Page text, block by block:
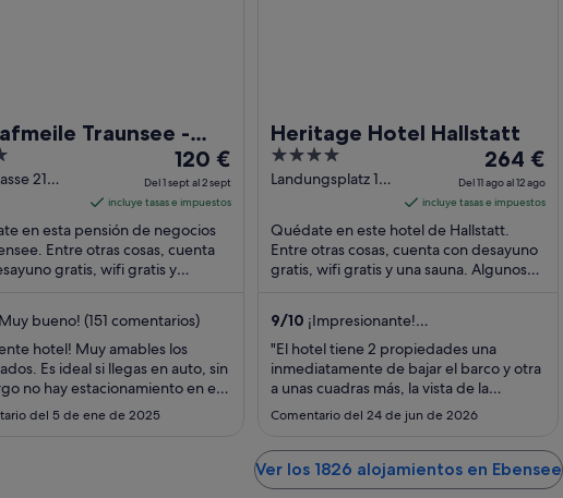
Traunsee -
Garni
21
El
precio
es
de
120 €
por
del
sept
al
120 €
Del 1 sept al 2 sept
incluye tasas e impuestos
en esta pensión de negocios
Entre otras cosas, cuenta
gratis, wifi gratis y
bueno! (151 comentarios)
hotel! Muy amables los
Es ideal si llegas en auto, sin
no hay estacionamiento en el
a unas cuadras pero en
del 5 de ene de 2025
Heritage Hotel Hallstatt
4
out
5
Landungsplatz 101
El
precio
es
de
264 €
por
ago
al
264 €
Del 11 ago al 12 ago
incluye tasas e impuestos
Quédate en este hotel de Hallstatt.
Entre otras cosas, cuenta con desayuno
gratis, wifi gratis y una sauna. Algunos
9/10 ¡Impresionante!
(1008 comentarios)
"El hotel tiene 2 propiedades una
inmediatamente de bajar el barco y otra
a unas cuadras más, la vista de la
segunda era muy linda al lago, el cuarto
no cuenta con Aire acondicionado, solo
un ventilador, había mucho calor y dejar
eabeirto en la noche entrabaj algunos
insectos. Fue lo único incómodo, ..."
Comentario del 24 de jun de 2026
Ver los 1826 alojamientos en Ebensee